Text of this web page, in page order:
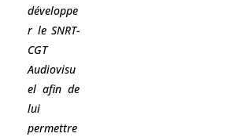
développe
r le SNRT-
CGT
Audiovisu
el afin de
lui
permettre